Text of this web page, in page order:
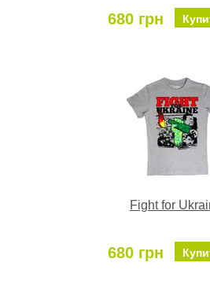
680 грн
Fight for
680 грн